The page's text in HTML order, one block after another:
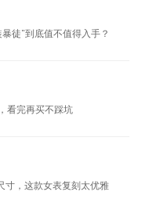
徒"到底值不值得入手？
看完再买不踩坑
寸，这款女表复刻太优雅